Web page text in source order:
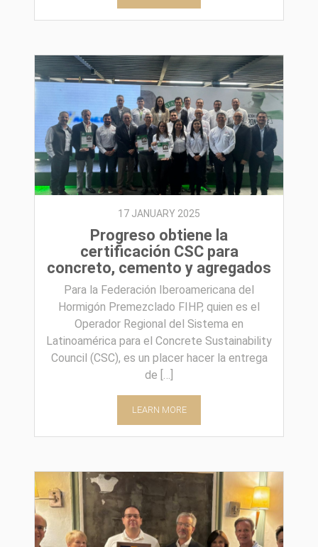
17 JANUARY 2025
Progreso obtiene la
certificación CSC para
concreto, cemento y agregados
Para la Federación Iberoamericana del
Hormigón Premezclado FIHP, quien es el
Operador Regional del Sistema en
Latinoamérica para el Concrete Sustainability
Council (CSC), es un placer hacer la entrega
de […]
LEARN MORE